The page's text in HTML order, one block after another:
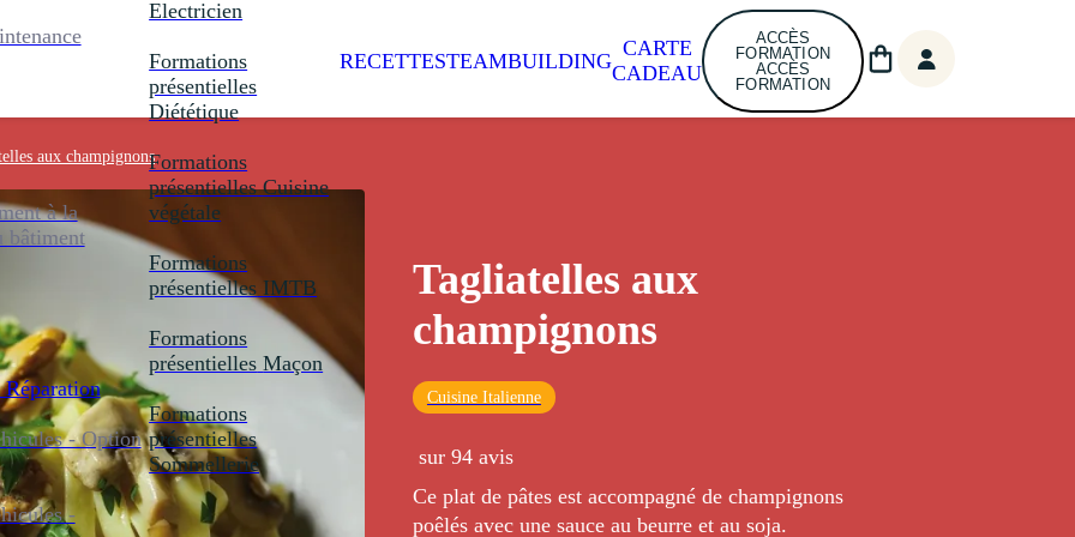
à la
bâtiment
- Option
-
Electricien
Formations
présentielles
Diététique
Formations
présentielles Cuisine
végétale
Formations
présentielles IMTB
Formations
présentielles Maçon
Formations
présentielles
Sommellerie
RECETTESTEAMBUILDING
CARTE
CADEAU
ACCÈS
FORMATION
ACCÈS
FORMATION
aux champignons
Tagliatelles aux
champignons
Cuisine Italienne
sur 94 avis
Ce plat de pâtes est accompagné de champignons
poêlés avec une sauce au beurre et au soja.